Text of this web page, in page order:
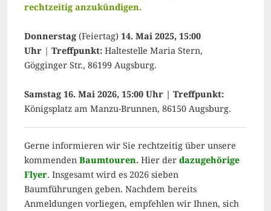
rechtzeitig anzukündigen.
Donnerstag (Feiertag) 14. Mai 2025, 15:00
Uhr | Treffpunkt: Haltestelle Maria Stern,
Gögginger Str., 86199 Augsburg.
Samstag 16. Mai 2026, 15:00 Uhr | Treffpunkt:
Königsplatz am Manzu-Brunnen, 86150 Augsburg.
Gerne informieren wir Sie rechtzeitig über unsere
kommenden Baumtouren. Hier der dazugehörige
Flyer. Insgesamt wird es 2026 sieben
Baumführungen geben. Nachdem bereits
Anmeldungen vorliegen, empfehlen wir Ihnen, sich